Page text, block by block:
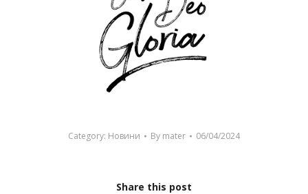
Category: Новини By mater 06/04/2024
Share this post